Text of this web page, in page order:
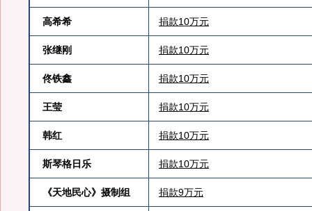
高希希 捐款10万元
张继刚 捐款10万元
佟铁鑫 捐款10万元
王莹 捐款10万元
韩红 捐款10万元
斯琴格日乐 捐款10万元
《天地民心》摄制组 捐款9万元